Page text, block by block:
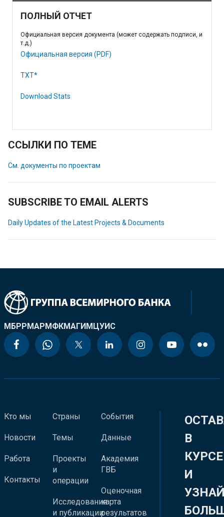
ПОЛНЫЙ ОТЧЕТ
Официальная версия документа (может содержать подписи, и
т.д.)
Официальная версия (PDF)
TXT*
Download Stats
ССЫЛКИ ПО ТЕМЕ
См. документы по проектам
SUBSCRIBE TO EMAIL ALERTS
Daily Updates of the Latest Projects & Documents
МБРРМАРМФКМАГИМЦУИС
Кто мы
Новости
Работа
Контакты
Страны
Темы
Проекты
и
операции
Исследования
и публикации
События
Данные
Академия
ГВБ
Оценочная
карта
результатов
В
КУРСЕ
И